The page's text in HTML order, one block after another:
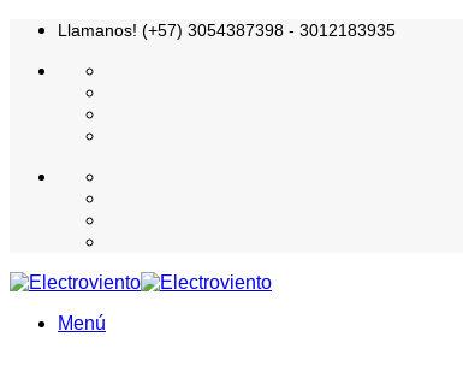
Saltar
contenido
Llamanos! (+57) 3054387398 - 3012183935
Menú